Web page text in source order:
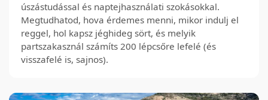
úszástudással és naptejhasználati szokásokkal.
Megtudhatod, hova érdemes menni, mikor indulj el
reggel, hol kapsz jéghideg sört, és melyik
partszakasznál számíts 200 lépcsőre lefelé (és
visszafelé is, sajnos).